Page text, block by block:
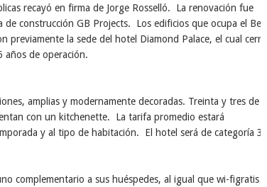
recayó en firma de Jorge Rosselló. La renovación fue
de construcción GB Projects. Los edificios que ocupa el Best
previamente la sede del hotel Diamond Palace, el cual cerró
años de operación.
, amplias y modernamente decoradas. Treinta y tres de
con un kitchenette. La tarifa promedio estará
y al tipo de habitación. El hotel será de categoría 3
complementario a sus huéspedes, al igual que wi-figratis